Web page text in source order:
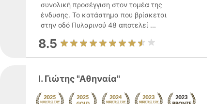
συνολική προσέγγιση στον τομέα της
ένδυσης. Το κατάστημα που βρίσκεται
στην οδό Πυλαρινού 48 αποτελεί ...
8.5
Ι. Γιώτης "Αθηναία"